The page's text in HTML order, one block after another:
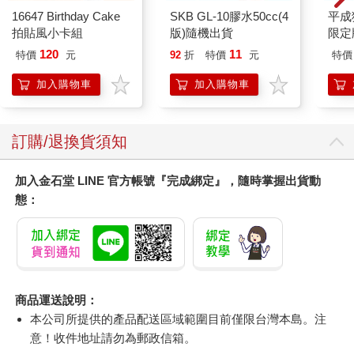
16647 Birthday Cake
拍貼風小卡組
特價 120 元
加入購物車
SKB GL-10膠水50cc(4
版)隨機出貨
92 折 特價 11 元
加入購物車
平
限
特價
訂購/退換貨須知
加入金石堂 LINE 官方帳號『完成綁定』，隨時掌握出貨動
態：
商品運送說明：
本公司所提供的產品配送區域範圍目前僅限台灣本島。注
意！收件地址請勿為郵政信箱。